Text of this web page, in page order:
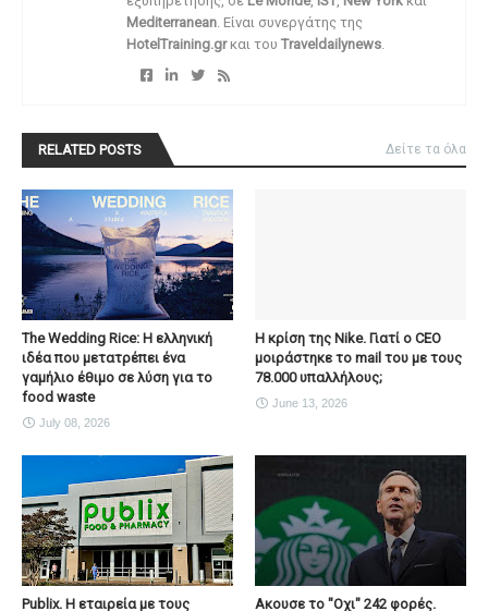
Mediterranean. Είναι συνεργάτης της
HotelTraining.grκαι του Traveldailynews.
RELATED POSTS Δείτε τα όλα
The Wedding Rice: Η ελληνική
ιδέα που μετατρέπει ένα
γαμήλιο έθιμο σε λύση για το
food waste
July 08, 2026
Η κρίση της Nike. Γιατί ο CEO
μοιράστηκε το mail του με τους
78.000 υπαλλήλους;
June 13, 2026
Publix. Η εταιρεία με τους
Ακουσε το "Οχι" 242 φορές.